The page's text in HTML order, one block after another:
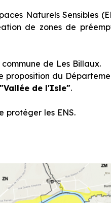
Naturels Sensibles
de zones de
de Les Billaux.
proposition du
"Vallée de l'Isle".
protéger les ENS.